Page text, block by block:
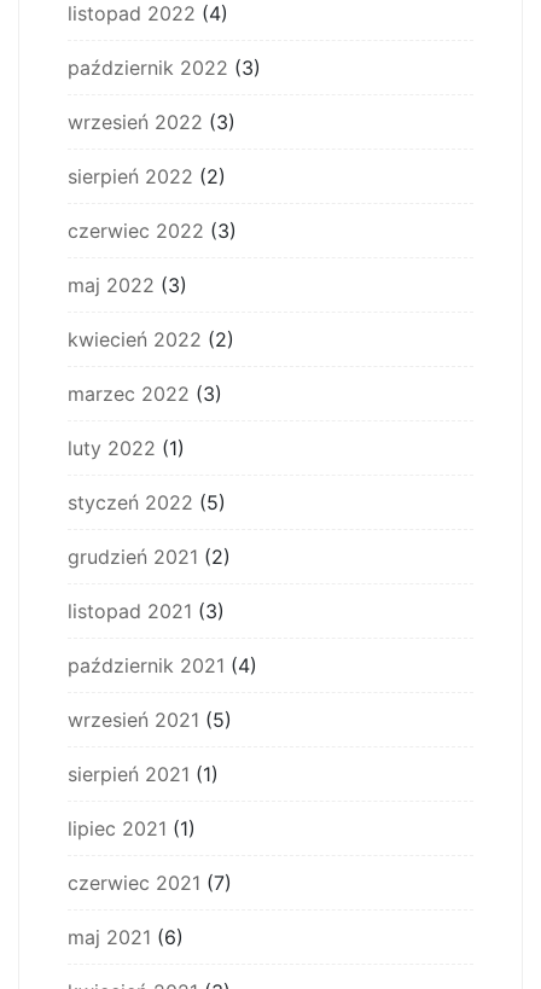
listopad 2022 (4)
październik 2022 (3)
wrzesień 2022 (3)
sierpień 2022 (2)
czerwiec 2022 (3)
maj 2022 (3)
kwiecień 2022 (2)
marzec 2022 (3)
luty 2022 (1)
styczeń 2022 (5)
grudzień 2021 (2)
listopad 2021 (3)
październik 2021 (4)
wrzesień 2021 (5)
sierpień 2021 (1)
lipiec 2021 (1)
czerwiec 2021 (7)
maj 2021 (6)